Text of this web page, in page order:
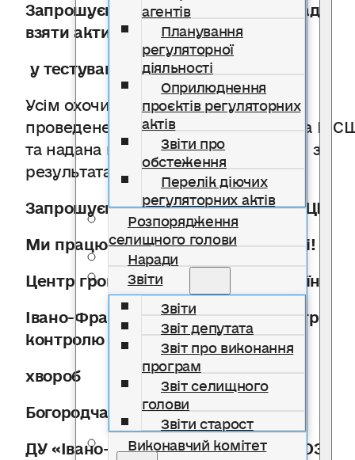
агентів
Планування
регуляторної
діяльності
Оприлюднення
проєктів регуляторних
актів
Звіти про
обстеження
Перелік діючих
регуляторних актів
Розпорядження
селищного голови
Наради
Звіти
Звіти
Звіт депутата
Звіт про виконання
програм
Звіт селищного
голови
Звіти старост
Виконавчий комітет
Запрошуємо жителівселатагромади
взяти активну участь
утестуванні
Усім охочим
БЕЗКОШТОВНОбуде
проведене обстеження на ВІЛ, ВГ та
та надана професійна консультація за
результатами скринінгу.
ЗапрошуємоВасвзятиучасть в АКЦІЇ
Ми працюємо, щобВи були здорові!
Центр громадського здоров
України
Івано-Франківський обласний центр
контролю та профілактики
хвороб
Богородчанське відділення
ДУ «Івано-Франківський ОЦКПХ
МОЗ»